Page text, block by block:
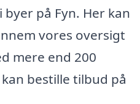
på Fyn. Her kan
vores oversigt
mere end 200
bestille tilbud på